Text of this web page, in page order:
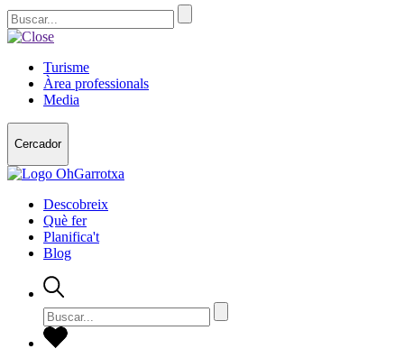
Turisme
Àrea professionals
Media
Cercador
Descobreix
Què fer
Planifica't
Blog